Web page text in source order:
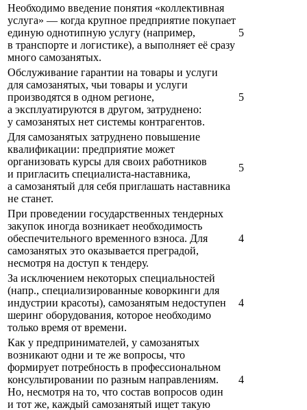
Необходимо введение понятия «коллективная
услуга» — когда крупное предприятие покупает
единую однотипную услугу (например,
в транспорте и логистике), а выполняет её сразу
много самозанятых.
5
Обслуживание гарантии на товары и услуги
для самозанятых, чьи товары и услуги
производятся в одном регионе,
а эксплуатируются в другом, затруднено:
у самозанятых нет системы контрагентов.
5
Для самозанятых затруднено повышение
квалификации: предприятие может
организовать курсы для своих работников
и пригласить специалиста-наставника,
а самозанятый для себя приглашать наставника
не станет.
5
При проведении государственных тендерных
закупок иногда возникает необходимость
обеспечительного временного взноса. Для
самозанятых это оказывается преградой,
несмотря на доступ к тендеру.
4
За исключением некоторых специальностей
(напр., специализированные коворкинги для
индустрии красоты), самозанятым недоступен
шеринг оборудования, которое необходимо
только время от времени.
4
Как у предпринимателей, у самозанятых
возникают одни и те же вопросы, что
формирует потребность в профессиональном
консультировании по разным направлениям.
Но, несмотря на то, что состав вопросов один
и тот же, каждый самозанятый ищет такую
4